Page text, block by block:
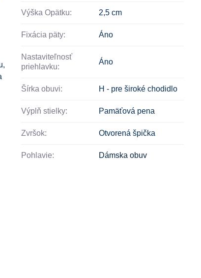
Výška Opätku: 2,5 cm
Fixácia päty: Áno
Nastaviteľnosť
priehlavku:
Áno
Šírka obuvi: H - pre široké chodidlo
Výplň stielky: Pamäťová pena
Zvršok: Otvorená špička
Pohlavie: Dámska obuv